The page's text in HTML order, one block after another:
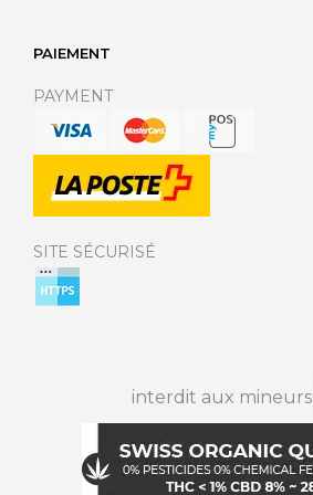
PAIEMENT
PAYMENT
SITE SÉCURISÉ
interdit aux mineurs